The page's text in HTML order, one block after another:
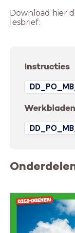
Download hier
lesbrief:
Instructies
Werkbladen